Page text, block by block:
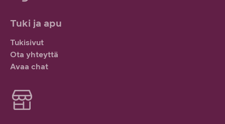
Tuki ja apu
Tukisivut
Ota yhteyttä
Avaa chat